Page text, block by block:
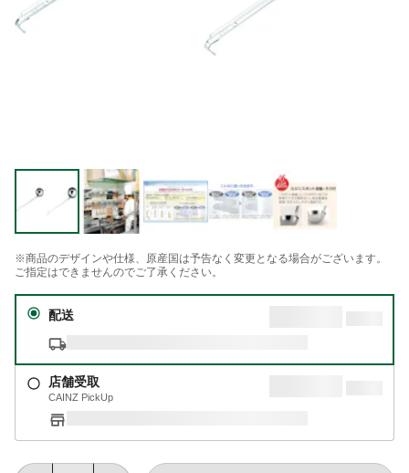
※商品のデザインや仕様、原産国は予告なく変更となる場合がございます。
ご指定はできませんのでご了承ください。
配送
店舗受取
CAINZ PickUp